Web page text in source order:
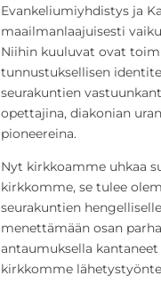
Evankeliumiyhdistys ja
maailmanlaajuisesti
Niihin kuuluvat ovat
tunnustuksellisen
seurakuntien
opettajina, diakonian
pioneereina.
Nyt kirkkoamme uhkaa
kirkkomme, se tulee
seurakuntien
menettämään osan
antaumuksella
kirkkomme